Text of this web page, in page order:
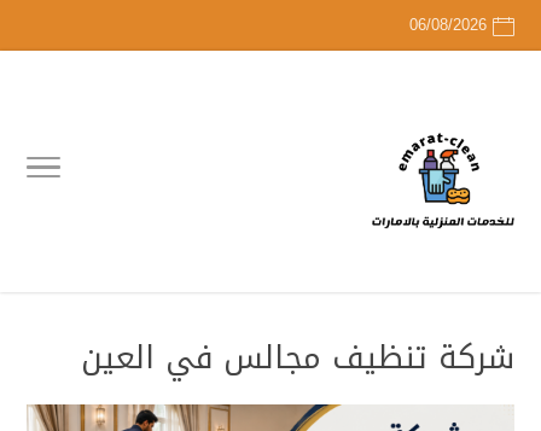
06/08/2026
شركة تنظيف مجالس في العين